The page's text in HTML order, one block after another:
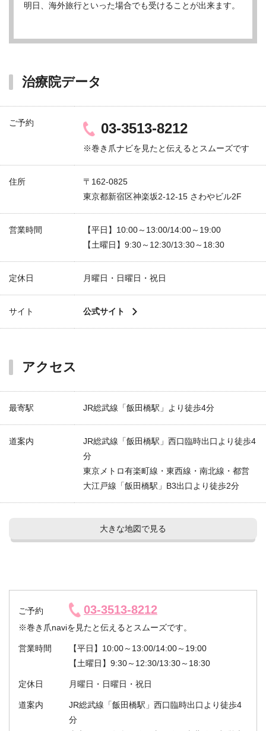
明日、海外旅行といった場合でも受けることが出来ます。
治療院データ
ご予約 03-3513-8212
※巻き爪ナビを見たと伝えるとスムーズです
住所
〒162-0825
東京都新宿区神楽坂2-12-15 さわやビル2F
営業時間
【平日】10:00～13:00/14:00～19:00
【土曜日】9:30～12:30/13:30～18:30
定休日 月曜日・日曜日・祝日
サイト 公式サイト
アクセス
最寄駅 JR総武線「飯田橋駅」より徒歩4分
道案内
JR総武線「飯田橋駅」西口臨時出口より徒歩4
分
東京メトロ有楽町線・東西線・南北線・都営
大江戸線「飯田橋駅」B3出口より徒歩2分
大きな地図で見る
ご予約 03-3513-8212
※巻き爪naviを見たと伝えるとスムーズです。
営業時間
【平日】10:00～13:00/14:00～19:00
【土曜日】9:30～12:30/13:30～18:30
定休日 月曜日・日曜日・祝日
道案内
JR総武線「飯田橋駅」西口臨時出口より徒歩4
分